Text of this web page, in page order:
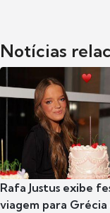
Notícias
Rafa Justus exibe
viagem para Grécia